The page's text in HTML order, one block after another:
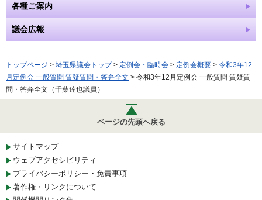
各種ご案内
議会広報
トップページ > 埼玉県議会トップ> 定例会・臨時会 > 定例会概要 > 令和3年12
月定例会 一般質問 質疑質問・答弁全文 > 令和3年12月定例会 一般質問 質疑質
問・答弁全文（千葉達也議員）
ページの先頭へ戻る
サイトマップ
ウェブアクセシビリティ
プライバシーポリシー・免責事項
著作権・リンクについて